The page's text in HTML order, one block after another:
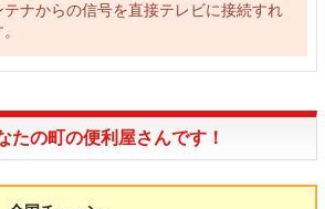
テナからの信号を直接テレビに接続すれ
たの町の便利屋さんです！